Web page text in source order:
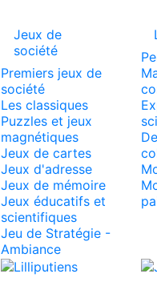
Jeux de
société
Premiers jeux de
société
Les classiques
Puzzles et jeux
magnétiques
Jeux de cartes
Jeux d'adresse
Jeux de mémoire
Jeux éducatifs et
scientifiques
Jeu de Stratégie -
Ambiance